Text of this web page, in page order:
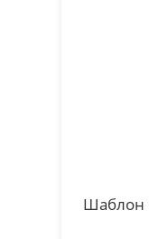
Шаблон